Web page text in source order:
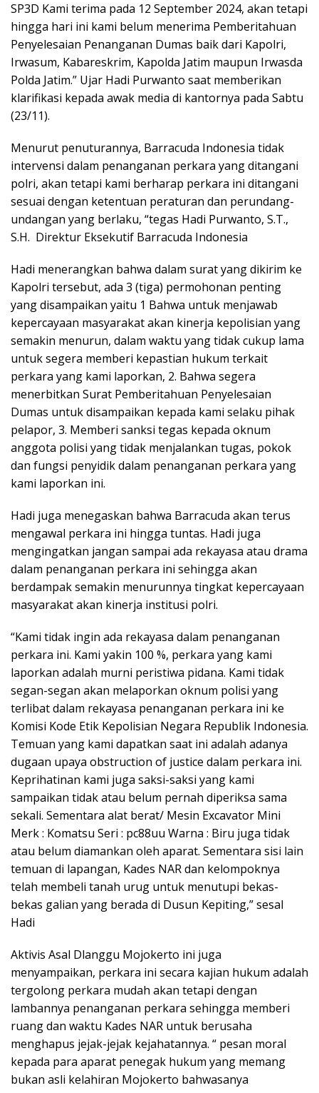
SP3D Kami terima pada 12 September 2024, akan tetapi
hingga hari ini kami belum menerima Pemberitahuan
Penyelesaian Penanganan Dumas baik dari Kapolri,
Irwasum, Kabareskrim, Kapolda Jatim maupun Irwasda
Polda Jatim.” Ujar Hadi Purwanto saat memberikan
klarifikasi kepada awak media di kantornya pada Sabtu
(23/11).
Menurut penuturannya, Barracuda Indonesia tidak
intervensi dalam penanganan perkara yang ditangani
polri, akan tetapi kami berharap perkara ini ditangani
sesuai dengan ketentuan peraturan dan perundang-
undangan yang berlaku, “tegas Hadi Purwanto, S.T.,
S.H. Direktur Eksekutif Barracuda Indonesia
Hadi menerangkan bahwa dalam surat yang dikirim ke
Kapolri tersebut, ada 3 (tiga) permohonan penting
yang disampaikan yaitu 1 Bahwa untuk menjawab
kepercayaan masyarakat akan kinerja kepolisian yang
semakin menurun, dalam waktu yang tidak cukup lama
untuk segera memberi kepastian hukum terkait
perkara yang kami laporkan, 2. Bahwa segera
menerbitkan Surat Pemberitahuan Penyelesaian
Dumas untuk disampaikan kepada kami selaku pihak
pelapor, 3. Memberi sanksi tegas kepada oknum
anggota polisi yang tidak menjalankan tugas, pokok
dan fungsi penyidik dalam penanganan perkara yang
kami laporkan ini.
Hadi juga menegaskan bahwa Barracuda akan terus
mengawal perkara ini hingga tuntas. Hadi juga
mengingatkan jangan sampai ada rekayasa atau drama
dalam penanganan perkara ini sehingga akan
berdampak semakin menurunnya tingkat kepercayaan
masyarakat akan kinerja institusi polri.
“Kami tidak ingin ada rekayasa dalam penanganan
perkara ini. Kami yakin 100 %, perkara yang kami
laporkan adalah murni peristiwa pidana. Kami tidak
segan-segan akan melaporkan oknum polisi yang
terlibat dalam rekayasa penanganan perkara ini ke
Komisi Kode Etik Kepolisian Negara Republik Indonesia.
Temuan yang kami dapatkan saat ini adalah adanya
dugaan upaya obstruction of justice dalam perkara ini.
Keprihatinan kami juga saksi-saksi yang kami
sampaikan tidak atau belum pernah diperiksa sama
sekali. Sementara alat berat/ Mesin Excavator Mini
Merk : Komatsu Seri : pc88uu Warna : Biru juga tidak
atau belum diamankan oleh aparat. Sementara sisi lain
temuan di lapangan, Kades NAR dan kelompoknya
telah membeli tanah urug untuk menutupi bekas-
bekas galian yang berada di Dusun Kepiting,” sesal
Hadi
Aktivis Asal Dlanggu Mojokerto ini juga
menyampaikan, perkara ini secara kajian hukum adalah
tergolong perkara mudah akan tetapi dengan
lambannya penanganan perkara sehingga memberi
ruang dan waktu Kades NAR untuk berusaha
menghapus jejak-jejak kejahatannya. “ pesan moral
kepada para aparat penegak hukum yang memang
bukan asli kelahiran Mojokerto bahwasanya